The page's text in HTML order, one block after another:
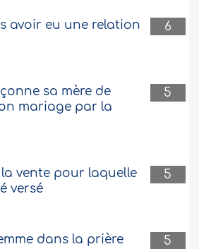
6
avoir eu une relation
5
sa mère de
mariage par la
5
vente pour laquelle
versé
5
dans la prière